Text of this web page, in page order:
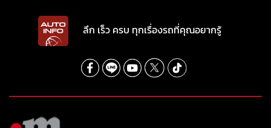
ลึก เร็ว ครบ ทุกเรื่องรถที่คุณอยากรู้